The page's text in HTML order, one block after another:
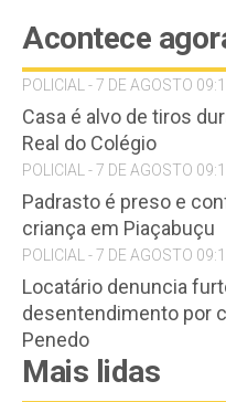
Acontece
POLICIAL - 7 DE AGOSTO
Casa é alvo de tiros
Real do Colégio
POLICIAL - 7 DE AGOSTO
Padrasto é preso e
criança em Piaçabuçu
POLICIAL - 7 DE AGOSTO
Locatário denuncia
desentendimento por
Penedo
Mais lidas